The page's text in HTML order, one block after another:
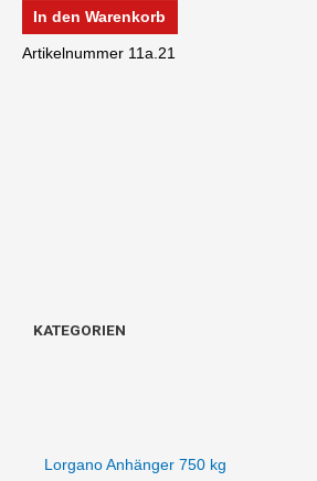
KATEGORIEN
Lorgano Anhänger 750 kg
In den Warenkorb
Artikelnummer 11a.21